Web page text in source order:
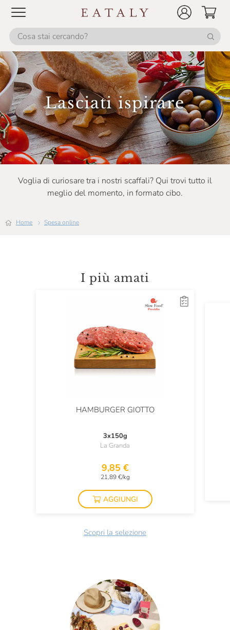
Lasciati ispirare
Voglia di curiosare tra i nostri scaffali? Qui trovi tutto il
meglio del momento, in formato cibo.
Home Spesa online
I più amati
HAMBURGER GIOTTO
3x150g
La Granda
9,85 €
21,89 €/kg
AGGIUNGI
Scopri la selezione